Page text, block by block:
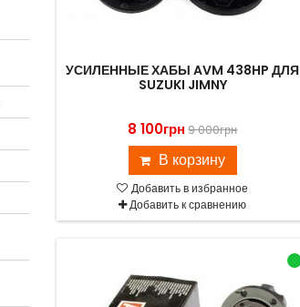
УСИЛЕННЫЕ ХАБЫ AVM 438HP ДЛЯ
SUZUKI JIMNY
8 100грн 9 000грн
В корзину
Добавить в избранное
Добавить к сравнению